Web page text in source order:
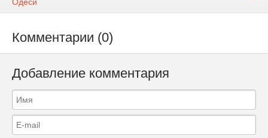
Комментарии (0)
Добавление комментария